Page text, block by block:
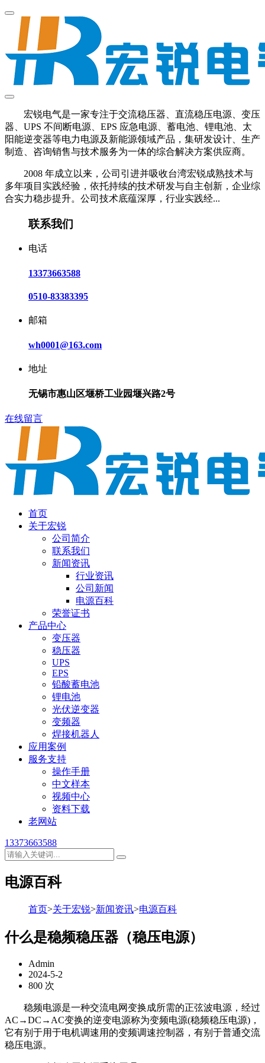
宏锐电气是一家专注于交流稳压器、直流稳压电源、变压
器、UPS 不间断电源、EPS 应急电源、蓄电池、锂电池、太
阳能逆变器等电力电源及新能源领域产品，集研发设计、生产
制造、咨询销售与技术服务为一体的综合解决方案供应商。
2008 年成立以来，公司引进并吸收台湾宏锐成熟技术与
多年项目实践经验，依托持续的技术研发与自主创新，企业综
合实力稳步提升。公司技术底蕴深厚，行业实践经...
联系我们
电话
13373663588
0510-83383395
邮箱
wh0001@163.com
地址
无锡市惠山区堰桥工业园堰兴路2号
在线留言
首页
关于宏锐
公司简介
联系我们
新闻资讯
行业资讯
公司新闻
电源百科
荣誉证书
产品中心
变压器
稳压器
UPS
EPS
铅酸蓄电池
锂电池
光伏逆变器
变频器
焊接机器人
应用案例
服务支持
操作手册
中文样本
视频中心
资料下载
老网站
13373663588
电源百科
首页>关于宏锐>新闻资讯>电源百科
什么是稳频稳压器（稳压电源）
Admin
2024-5-2
800 次
稳频电源是一种交流电网变换成所需的正弦波电源，经过
AC→DC→AC变换的逆变电源称为变频电源(稳频稳压电源)，
它有别于用于电机调速用的变频调速控制器，有别于普通交流
稳压电源。